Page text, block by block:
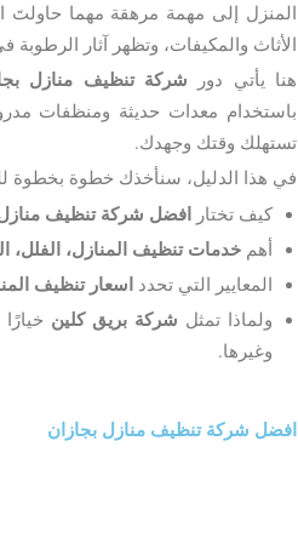
المنزل إلى مهمة مرهقة مهما حاولتَ
الأثاث والمكيفات، وتظهر آثار الرطوبة
هنا يأتي دور شركة تنظيف منازل
باستخدام معدات حديثة ومنظفات
تستهلك وقتك وجهدك.
في هذا الدليل، سنأخذك خطوة بخطوة
كيف تختار
افضل شركة تنظيف
أهمخدمات تنظيف المنازل، الفلل،
المعايير التي تحدد اسعار تنظيف
ولماذا تمثل شركة بريق كلين
وغيرها.
افضل شركة تنظيف منازل بجازان